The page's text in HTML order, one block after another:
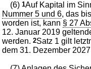
(6)1Auf Kapital im
Nummer 5 und 6, das
worden ist, kann § 27
12. Januar 2019
werden.2Satz 1 gilt
dem 31. Dezember